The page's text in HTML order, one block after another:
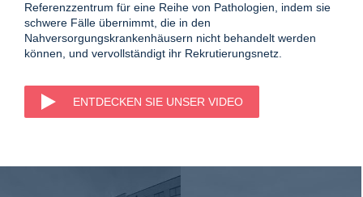
Referenzzentrum für eine Reihe von Pathologien, indem sie
schwere Fälle übernimmt, die in den
Nahversorgungskrankenhäusern nicht behandelt werden
können, und vervollständigt ihr Rekrutierungsnetz.
ENTDECKEN SIE UNSER VIDEO